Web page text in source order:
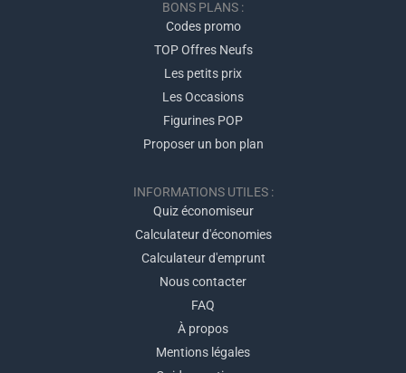
BONS PLANS :
Codes promo
TOP Offres Neufs
Les petits prix
Les Occasions
Figurines POP
Proposer un bon plan
INFORMATIONS UTILES :
Quiz économiseur
Calculateur d'économies
Calculateur d'emprunt
Nous contacter
FAQ
À propos
Mentions légales